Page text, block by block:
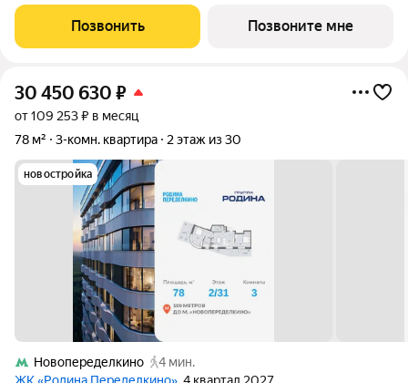
Ульяновским лесопарком,
Позвонить Позвоните мне
30 450 630 ₽
от 109 253 ₽ в месяц
78 м²
3-комн. квартира 2 этаж из 30
новостройка
Новопеределкино
4 мин.